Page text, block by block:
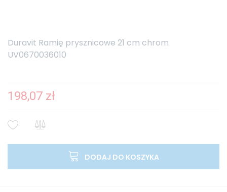
Duravit Ramię prysznicowe 21 cm chrom
UV0670036010
198,07 zł
DODAJ DO KOSZYKA